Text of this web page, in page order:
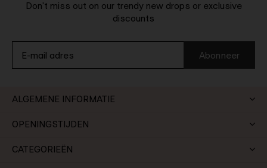
Don't miss out on our trendy new drops or exclusive
discounts
Abonneer
ALGEMENE INFORMATIE
OPENINGSTIJDEN
CATEGORIEËN